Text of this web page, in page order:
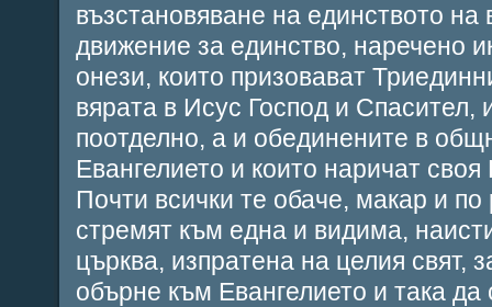
възстановяване на единството на
движение за единство, наречено
онези, които призовават
вярата в Исус Господ и Спасител,
поотделно, а и обединените в
Евангелието и които наричат
Почти всички те обаче, макар и
стремят към една и видима,
църква, изпратена на целия свят,
обърне към Евангелието и така